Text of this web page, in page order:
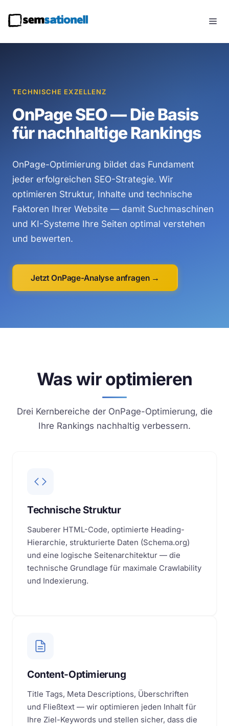
Inhalt
TECHNISCHE EXZELLENZ
OnPage SEO — Die Basis
für nachhaltige Rankings
OnPage-Optimierung bildet das Fundament
jeder erfolgreichen SEO-Strategie. Wir
optimieren Struktur, Inhalte und technische
Faktoren Ihrer Website — damit Suchmaschinen
und KI-Systeme Ihre Seiten optimal verstehen
und bewerten.
Jetzt OnPage-Analyse anfragen →
Was wir optimieren
Drei Kernbereiche der OnPage-Optimierung, die
Ihre Rankings nachhaltig verbessern.
Technische Struktur
Sauberer HTML-Code, optimierte Heading-
Hierarchie, strukturierte Daten (Schema.org)
und eine logische Seitenarchitektur — die
technische Grundlage für maximale Crawlability
und Indexierung.
Content-Optimierung
Title Tags, Meta Descriptions, Überschriften
und Fließtext — wir optimieren jeden Inhalt für
Ihre Ziel-Keywords und stellen sicher, dass die